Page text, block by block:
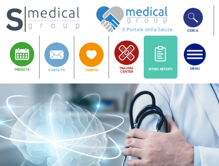
CERCA
PRENOTA CONTATTI TARIFFE
TRAUMA
CENTER
RITIRO REFERTI MENU